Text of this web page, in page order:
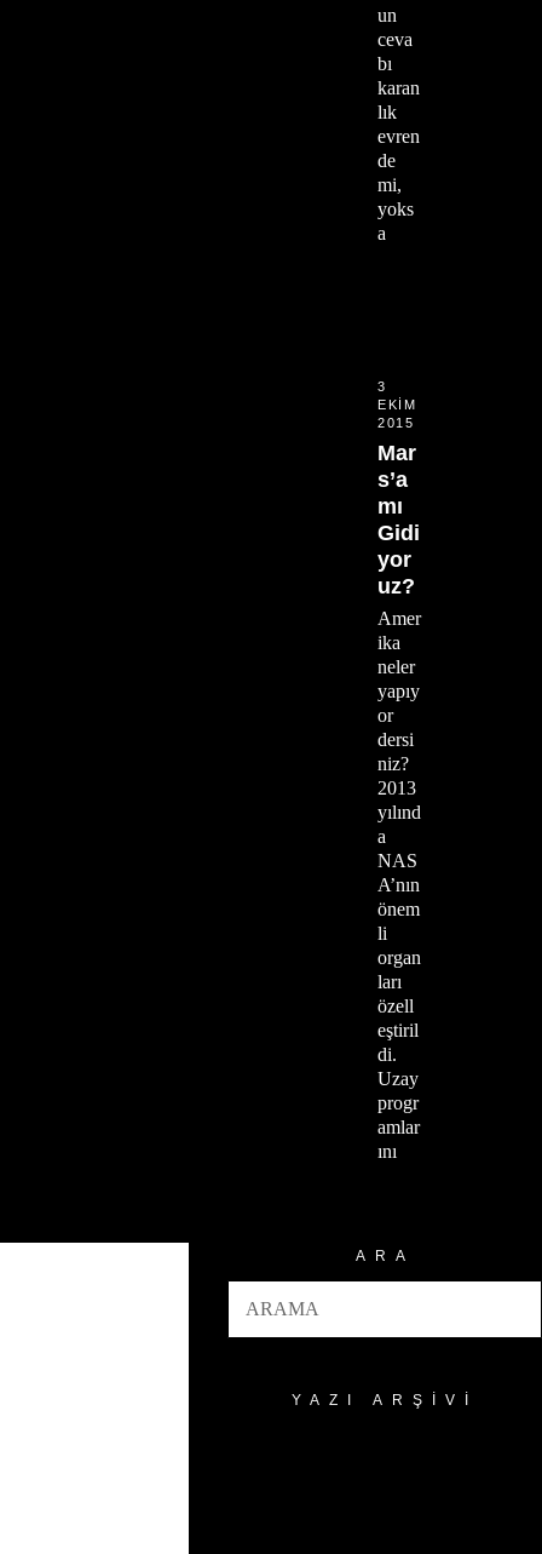
un
ceva
bı
karan
lık
evren
de
mi,
yoks
a
3
EKIM
2015
Mar
s’a
mı
Gidi
yor
uz?
Amer
ika
neler
yapıy
or
dersi
niz?
2013
yılınd
a
NAS
A’nın
önem
li
organ
ları
özell
eştiril
di.
Uzay
progr
amlar
ını
ARA
YAZI ARŞIVI